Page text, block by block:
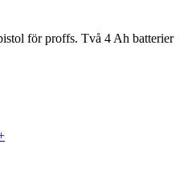
för proffs. Två 4 Ah batterier